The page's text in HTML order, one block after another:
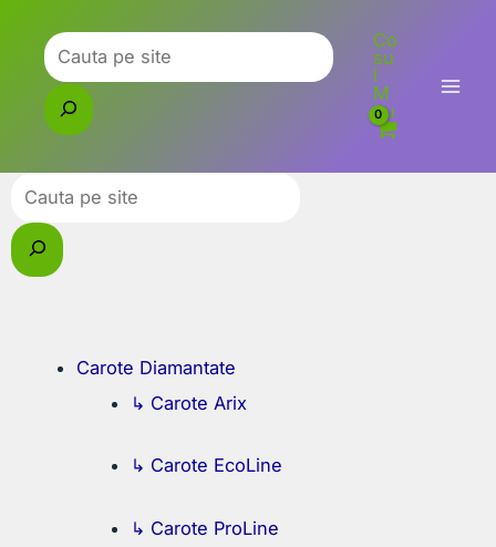
content
Caută
Co
su
l
M
eu
Caută
Carote Diamantate
↳ Carote Arix
↳ Carote EcoLine
↳ Carote ProLine